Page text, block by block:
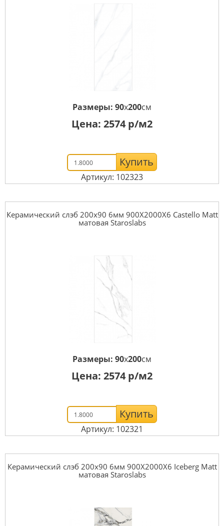
Размеры: 90x200см
Цена: 2574 р/м2
Купить
Артикул: 102323
Керамический слэб 200x90 6мм 900X2000X6 Castello Matt
матовая Staroslabs
Размеры: 90x200см
Цена: 2574 р/м2
Купить
Артикул: 102321
Керамический слэб 200x90 6мм 900X2000X6 Iceberg Matt
матовая Staroslabs